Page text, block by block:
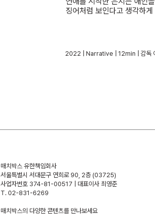
징어처럼 보인다고 생각하
2022 | Narrative | 12min | 감독
매치박스 유한책임회사
서울특별시 서대문구 연희로 90, 2층 (03725)
사업자번호 374-81-00517 | 대표이사 최영준
T. 02-831-6269
​매치박스의 다양한 콘텐츠를 만나보세요